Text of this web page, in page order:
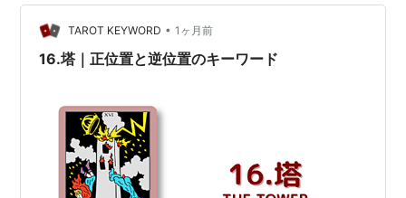
TAROT KEYWORD • 1ヶ月前
16.塔｜正位置と逆位置のキーワード